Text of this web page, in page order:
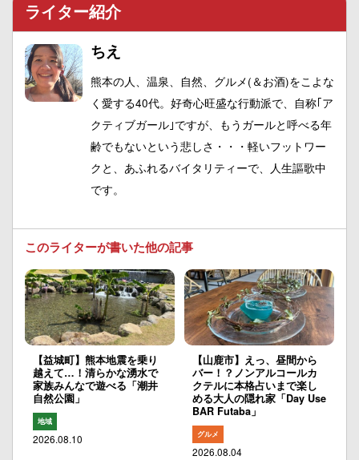
ライター紹介
ちえ
熊本の人、温泉、自然、グルメ(＆お酒)をこよな
く愛する40代。好奇心旺盛な行動派で、自称｢ア
クティブガール｣ですが、もうガールと呼べる年
齢でもないという悲しさ・・・軽いフットワー
クと、あふれるバイタリティーで、人生謳歌中
です。
このライターが書いた他の記事
【益城町】熊本地震を乗り
越えて…！清らかな湧水で
家族みんなで遊べる「潮井
自然公園」
地域
2026.08.10
【山鹿市】えっ、昼間から
バー！？ノンアルコールカ
クテルに本格占いまで楽し
める大人の隠れ家「Day Use
BAR Futaba」
グルメ
2026.08.04